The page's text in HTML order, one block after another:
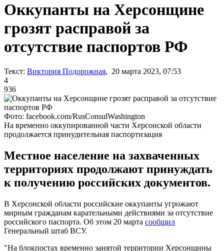
Оккупанты на Херсонщине
грозят расправой за
отсутствие паспортов РФ
Текст: Виктория Подорожная, 20 марта 2023, 07:53
4
936
Фото: facebook.com/RusConsulWashington
На временно оккупированной части Херсонской области
продолжается принудительная паспортизация
Местное население на захваченных
территориях продолжают принуждать
к получению российских документов.
В Херсонской области российские оккупанты угрожают
мирным гражданам карательными действиями за отсутствие
российского паспорта. Об этом 20 марта сообщил
Генеральный штаб ВСУ.
"На блокпостах временно занятой территории Херсонщины